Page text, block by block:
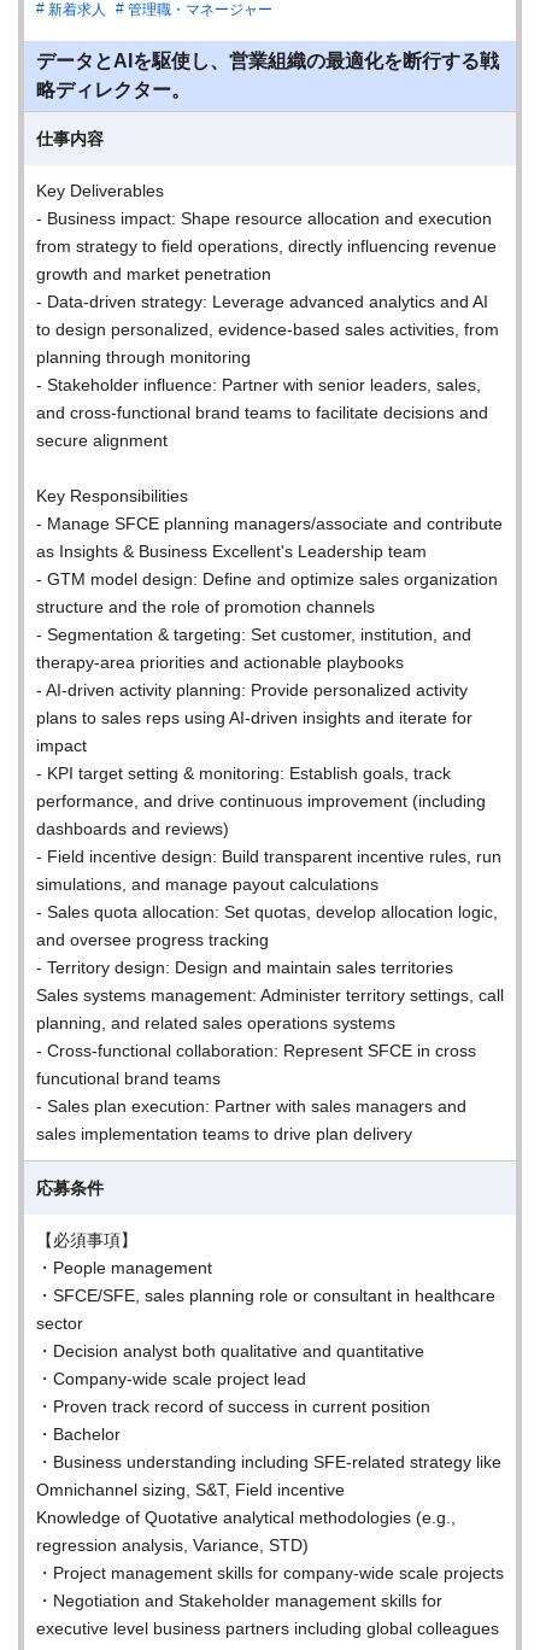
新着求人 管理職・マネージャー
データとAIを駆使し、営業組織の最適化を断行する戦
略ディレクター。
仕事内容
Key Deliverables
- Business impact: Shape resource allocation and execution
from strategy to field operations, directly influencing revenue
growth and market penetration
- Data-driven strategy: Leverage advanced analytics and AI
to design personalized, evidence-based sales activities, from
planning through monitoring
- Stakeholder influence: Partner with senior leaders, sales,
and cross-functional brand teams to facilitate decisions and
secure alignment
Key Responsibilities
- Manage SFCE planning managers/associate and contribute
as Insights & Business Excellent's Leadership team
- GTM model design: Define and optimize sales organization
structure and the role of promotion channels
- Segmentation & targeting: Set customer, institution, and
therapy-area priorities and actionable playbooks
- AI-driven activity planning: Provide personalized activity
plans to sales reps using AI-driven insights and iterate for
impact
- KPI target setting & monitoring: Establish goals, track
performance, and drive continuous improvement (including
dashboards and reviews)
- Field incentive design: Build transparent incentive rules, run
simulations, and manage payout calculations
- Sales quota allocation: Set quotas, develop allocation logic,
and oversee progress tracking
- Territory design: Design and maintain sales territories
Sales systems management: Administer territory settings, call
planning, and related sales operations systems
- Cross-functional collaboration: Represent SFCE in cross
funcutional brand teams
- Sales plan execution: Partner with sales managers and
sales implementation teams to drive plan delivery
応募条件
【必須事項】
・People management
・SFCE/SFE, sales planning role or consultant in healthcare
sector
・Decision analyst both qualitative and quantitative
・Company-wide scale project lead
・Proven track record of success in current position
・Bachelor
・Business understanding including SFE-related strategy like
Omnichannel sizing, S&T, Field incentive
Knowledge of Quotative analytical methodologies (e.g.,
regression analysis, Variance, STD)
・Project management skills for company-wide scale projects
・Negotiation and Stakeholder management skills for
executive level business partners including global colleagues